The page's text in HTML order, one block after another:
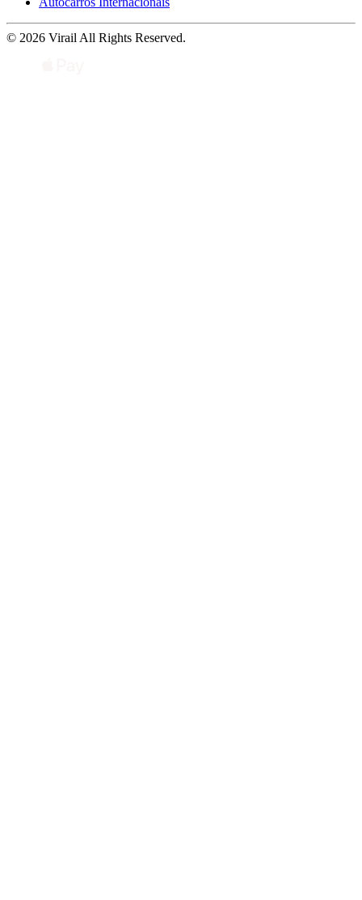
© 2026 Virail All Rights Reserved.